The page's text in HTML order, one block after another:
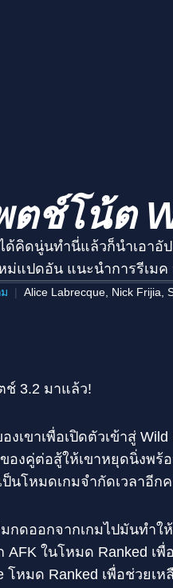
ตช์โน้ต
คิดนู่นทำนี่แล้วก็นำเอาอั
ม่แปดอัน แนะนำการรีเม
Alice Labrecque, Nick Frijia,
ช์ 3.2 มาแล้ว!
เขาเพื่อเปิดตัวเข้าสู่
องคู่ต่อสู้ให้เขาหยุดนิ่งพ
ป็นโหมดเกมจำกัดเวลาอีก
กดออกจากเกมไปมันทำ
AFK ในโหมด Ranked เ
โหมด Ranked เพื่อช่วย